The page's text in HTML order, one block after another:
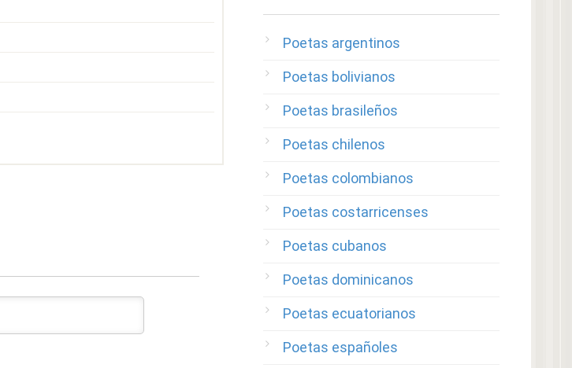
Poetas argentinos
Poetas bolivianos
Poetas brasileños
Poetas chilenos
Poetas colombianos
Poetas costarricenses
Poetas cubanos
Poetas dominicanos
Poetas ecuatorianos
Poetas españoles